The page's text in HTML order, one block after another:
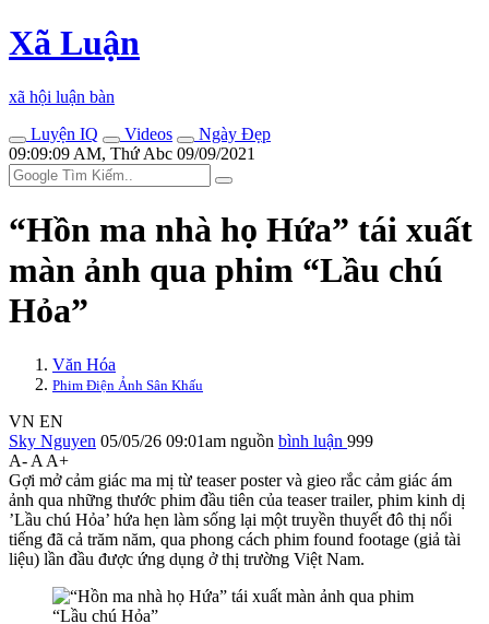
Xã Luận
xã hội luận bàn
Luyện IQ
Videos
Ngày Đẹp
09:09:09 AM, Thứ Abc 09/09/2021
“Hồn ma nhà họ Hứa” tái xuất
màn ảnh qua phim “Lầu chú
Hỏa”
Văn Hóa
Phim Điện Ảnh Sân Khấu
VN EN
Sky Nguyen 05/05/26 09:01am nguồn bình luận 999
A- A A+
Gợi mở cảm giác ma mị từ teaser poster và gieo rắc cảm giác ám
ảnh qua những thước phim đầu tiên của teaser trailer, phim kinh dị
’Lầu chú Hỏa’ hứa hẹn làm sống lại một truyền thuyết đô thị nổi
tiếng đã cả trăm năm, qua phong cách phim found footage (giả tài
liệu) lần đầu được ứng dụng ở thị trường Việt Nam.